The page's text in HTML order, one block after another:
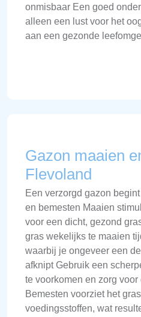
onmisbaar Een goed
alleen een lust voor het
aan een gezonde
Gazon maaien
Flevoland
Een verzorgd gazon
en bemesten Maaien
voor een dicht, gezond
gras wekelijks te maaien
waarbij je ongeveer een
afknipt Gebruik een
te voorkomen en zorg
Bemesten voorziet het
voedingsstoffen, wat